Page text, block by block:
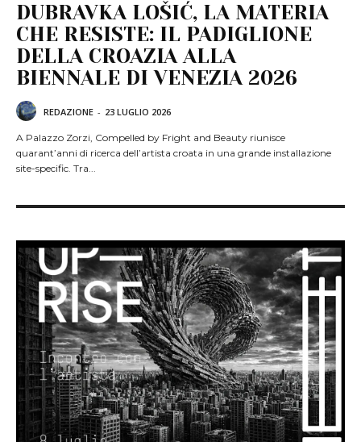
DUBRAVKA LOŠIĆ, LA MATERIA
CHE RESISTE: IL PADIGLIONE
DELLA CROAZIA ALLA
BIENNALE DI VENEZIA 2026
REDAZIONE - 23 LUGLIO 2026
A Palazzo Zorzi, Compelled by Fright and Beauty riunisce
quarant’anni di ricerca dell’artista croata in una grande installazione
site-specific. Tra...